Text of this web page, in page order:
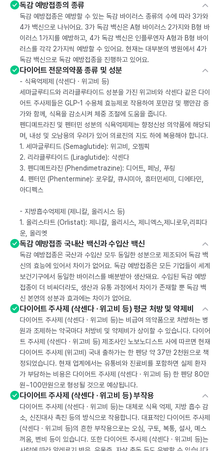
독감 예방접종의 종류
독감 예방접종은 예방할 수 있는 독감 바이러스 종류의 수에 따라 3가와
4가 백신으로 나뉘어요. 3가 독감 백신은 A형 바이러스 2가지와 B형 바
이러스 1가지를 예방하고, 4가 독감 백신은 인플루엔자 A형과 B형 바이
러스를 각각 2가지씩 예방할 수 있어요. 현재는 대부분의 병원에서 4가
독감 백신으로 독감 예방접종을 진행하고 있어요.
다이어트 전문의약품 종류 및 성분
- 식욕억제제 (삭센다 · 위고비 등)
세마글루티드와 리라클루타이드 성분을 가진 위고비와 삭센다 같은 다이
어트 주사제들은 GLP-1 수용체 효능제로 작용하여 포만감 및 팽만감 증
가와 함께, 식욕을 감소시켜 체중 조절에 도움을 줍니다.
펜디메트라진 및 펜터민 성분의 식욕억제제는 향정신성 의약품에 해당되
며, 내성 및 오남용의 우려가 있어 의료진의 지도 하에 복용해야 합니다.
1. 세마글루티드 (Semaglutide): 위고비, 오젬픽
2. 리라클루타이드 (Liraglutide): 삭센다
3. 펜디메트라진 (Phendimetrazine): 디어트, 페닝, 푸링
4. 펜터민 (Phentermine): 로우칼, 큐시미아, 휴터민세미, 디에타민,
아디펙스
- 지방흡수억제제 (제니칼, 올리시스 등)
1. 올리스타트 (Orlistat): 제니칼, 올리시스, 제니엑스,제니로우,리피다
운, 올리엣
독감 예방접종 국내산 백신과 수입산 백신
독감 예방접종은 국산과 수입산 모두 동일한 성분으로 제조되어 독감 백
신의 효능에 있어서 차이가 없어요. 독감 예방접종은 모든 기업들이 세계
보건기구에서 동일한 바이러스를 배분받아 생산돼요. 수입된 독감 예방
접종이 더 비싸더라도, 생산과 유통 과정에서 차이가 존재할 뿐 독감 백
신 본연의 성분과 효과에는 차이가 없어요.
다이어트 주사제 (삭센다 · 위고비 등) 평균 처방 및 약제비
다이어트 주사제 (삭센다 · 위고비 등)는 비급여 의약품으로 처방하는 병
원과 조제하는 약국마다 처방비 및 약제비가 상이할 수 있습니다. 다이어
트 주사제 (삭센다 · 위고비 등) 제조사인 노보노디스트 사에 따르면 현재
다이어트 주사제 (위고비) 국내 출하가는 한 펜당 약 37만 2천원으로 책
정되었습니다. 현재 업계에서는 유통비와 진료비를 포함하면 실제 환자
가 부담하는 비용은 다이어트 주사제 (삭센다 · 위고비 등) 한 펜당 80만
원~100만원으로 형성될 것으로 예상됩니다.
다이어트 주사제 (삭센다 · 위고비 등) 부작용
다이어트 주사제 (삭센다 · 위고비 등)는 대체로 식욕 억제, 지방 흡수 감
소, 신진대사 촉진 등의 방식으로 작용합니다. 대표적인 다이어트 주사제
(삭센다 · 위고비 등)의 흔한 부작용으로는 오심, 구토, 복통, 설사, 메스
꺼움, 변비 등이 있습니다. 또한 다이어트 주사제 (삭센다 · 위고비 등)는